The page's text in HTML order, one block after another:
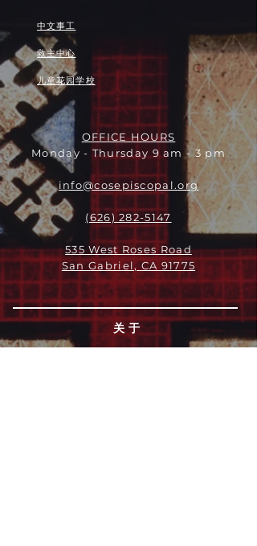
中文事工
救主中心
儿童花园学校
OFFICE HOURS
Monday - Thursday 9 am - 3 pm
info@cosepiscopal.org
(626) 282-5147
535 West Roses Road
San Gabriel, CA 91775
关于